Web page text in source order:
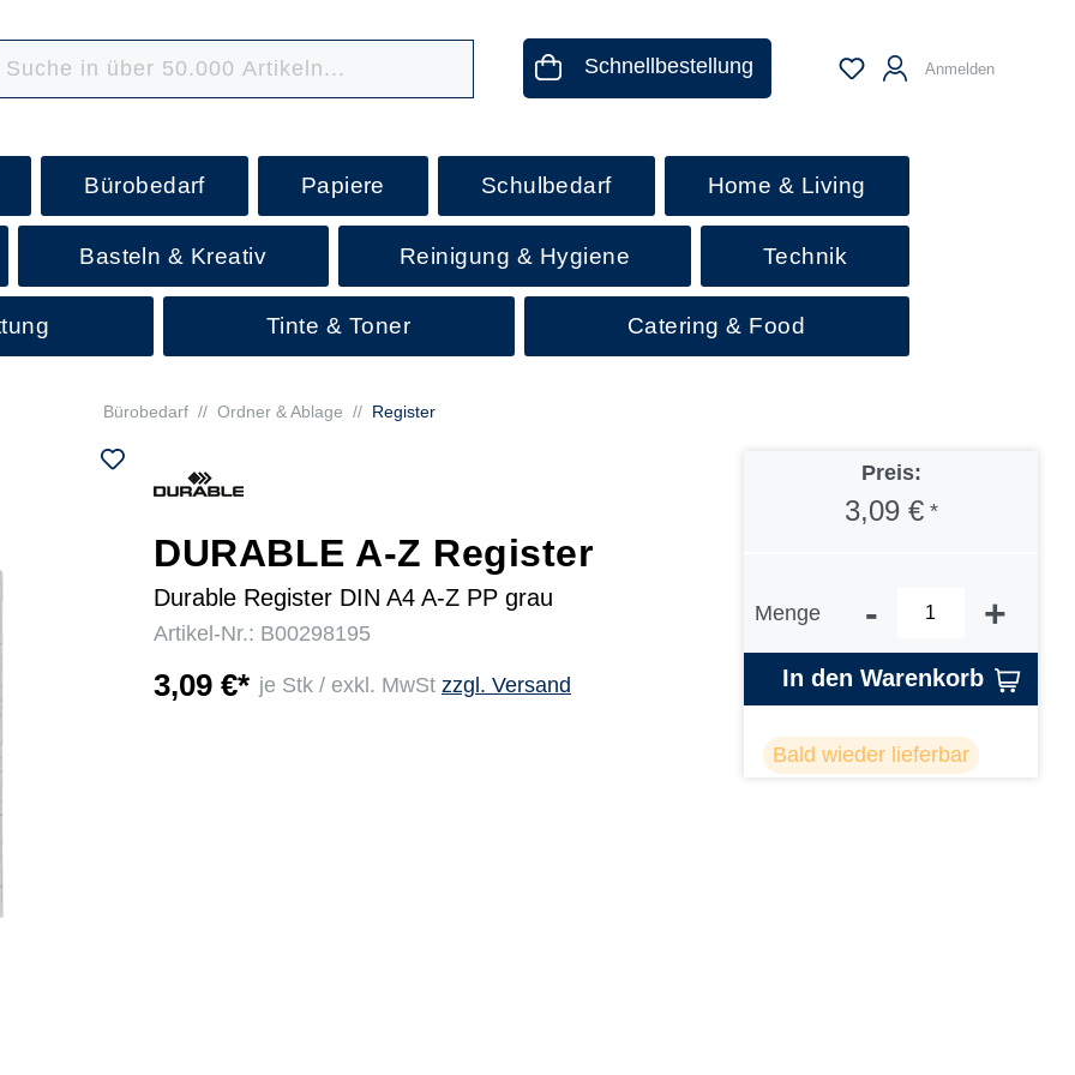
Schnellbestellung Anmelden
Bürobedarf Papiere Schulbedarf Home & Living
Basteln & Kreativ Reinigung & Hygiene Technik
Tinte & Toner Catering & Food
Bürobedarf // Ordner & Ablage // Register
DURABLE A-Z Register
Durable Register DIN A4 A-Z PP grau
Artikel-Nr.: B00298195
3,09 €* je Stk / exkl. MwSt zzgl. Versand
Preis:
3,09 €*
Menge - +
In den Warenkorb
Bald wieder lieferbar